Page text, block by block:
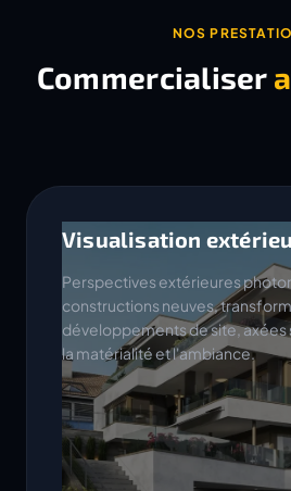
NOS
Commercialiser
Visualisation
Perspectives extérieures
constructions neuves,
développements de site, axées
la matérialité et l'ambiance.